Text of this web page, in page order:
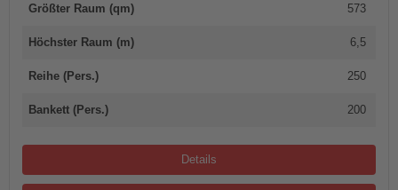
Größter Raum (qm) 573
Höchster Raum (m) 6,5
Reihe (Pers.) 250
Bankett (Pers.) 200
Details